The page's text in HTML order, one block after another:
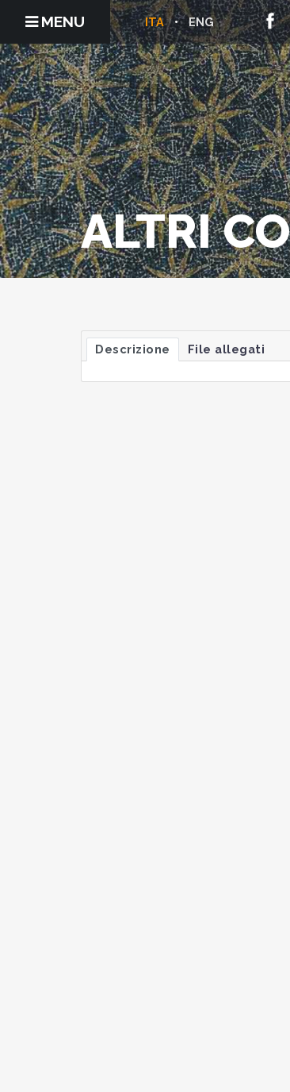
MENU ENG
ITA
ALTRI
Descrizione File allegati